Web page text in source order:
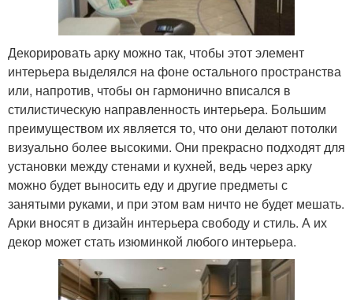
Декорировать арку можно так, чтобы этот элемент
интерьера выделялся на фоне остального пространства
или, напротив, чтобы он гармонично вписался в
стилистическую направленность интерьера. Большим
преимуществом их является то, что они делают потолки
визуально более высокими. Они прекрасно подходят для
установки между стенами и кухней, ведь через арку
можно будет выносить еду и другие предметы с
занятыми руками, и при этом вам ничто не будет мешать.
Арки вносят в дизайн интерьера свободу и стиль. А их
декор может стать изюминкой любого интерьера.